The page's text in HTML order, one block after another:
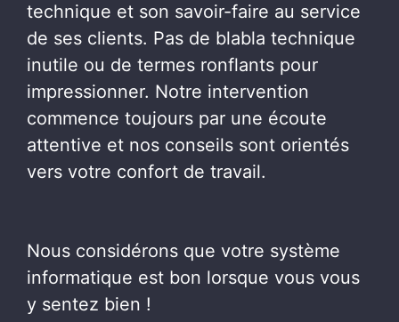
technique et son savoir-faire au service
de ses clients. Pas de blabla technique
inutile ou de termes ronflants pour
impressionner. Notre intervention
commence toujours par une écoute
attentive et nos conseils sont orientés
vers votre confort de travail.
Nous considérons que votre système
informatique est bon lorsque vous vous
y sentez bien !